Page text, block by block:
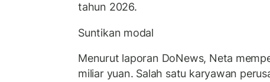
tahun 2026.
Suntikan modal
Menurut laporan DoNews, Neta
miliar yuan. Salah satu karyawan